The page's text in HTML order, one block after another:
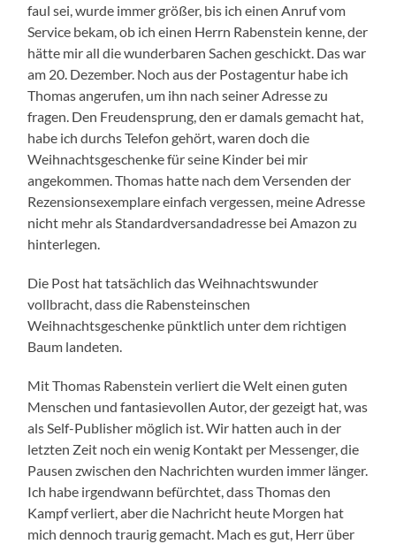
faul sei, wurde immer größer, bis ich einen Anruf vom
Service bekam, ob ich einen Herrn Rabenstein kenne, der
hätte mir all die wunderbaren Sachen geschickt. Das war
am 20. Dezember. Noch aus der Postagentur habe ich
Thomas angerufen, um ihn nach seiner Adresse zu
fragen. Den Freudensprung, den er damals gemacht hat,
habe ich durchs Telefon gehört, waren doch die
Weihnachtsgeschenke für seine Kinder bei mir
angekommen. Thomas hatte nach dem Versenden der
Rezensionsexemplare einfach vergessen, meine Adresse
nicht mehr als Standardversandadresse bei Amazon zu
hinterlegen.
Die Post hat tatsächlich das Weihnachtswunder
vollbracht, dass die Rabensteinschen
Weihnachtsgeschenke pünktlich unter dem richtigen
Baum landeten.
Mit Thomas Rabenstein verliert die Welt einen guten
Menschen und fantasievollen Autor, der gezeigt hat, was
als Self-Publisher möglich ist. Wir hatten auch in der
letzten Zeit noch ein wenig Kontakt per Messenger, die
Pausen zwischen den Nachrichten wurden immer länger.
Ich habe irgendwann befürchtet, dass Thomas den
Kampf verliert, aber die Nachricht heute Morgen hat
mich dennoch traurig gemacht. Mach es gut, Herr über